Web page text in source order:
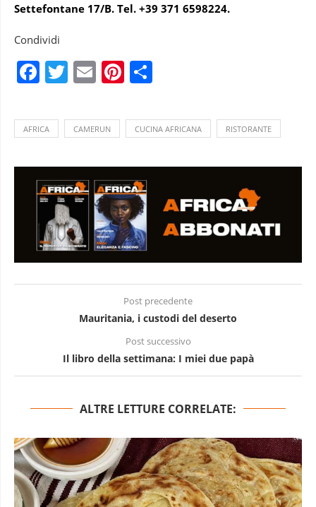
Settefontane 17/B. Tel. +39 371 6598224.
Condividi
Facebook
Twitter
EmailPinterest
AFRICA CAMERUN CUCINA AFRICANA RISTORANTE
Post precedente
Mauritania, i custodi del deserto
Post successivo
Il libro della settimana: I miei due papà
ALTRE LETTURE CORRELATE: